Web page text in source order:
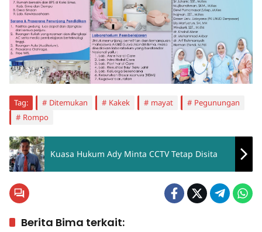
Tag: Ditemukan Kakek mayat
Pegunungan
Rompo
Kuasa Hukum Ady Minta CCTV Tetap Disita
Berita Bima terkait: